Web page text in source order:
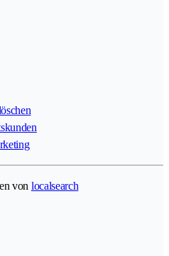
von localsearch